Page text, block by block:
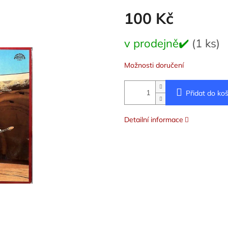
100 Kč
cena:
v prodejně✔️ (1 ks)
Možnosti doručení
Přidat do
Detailní informace